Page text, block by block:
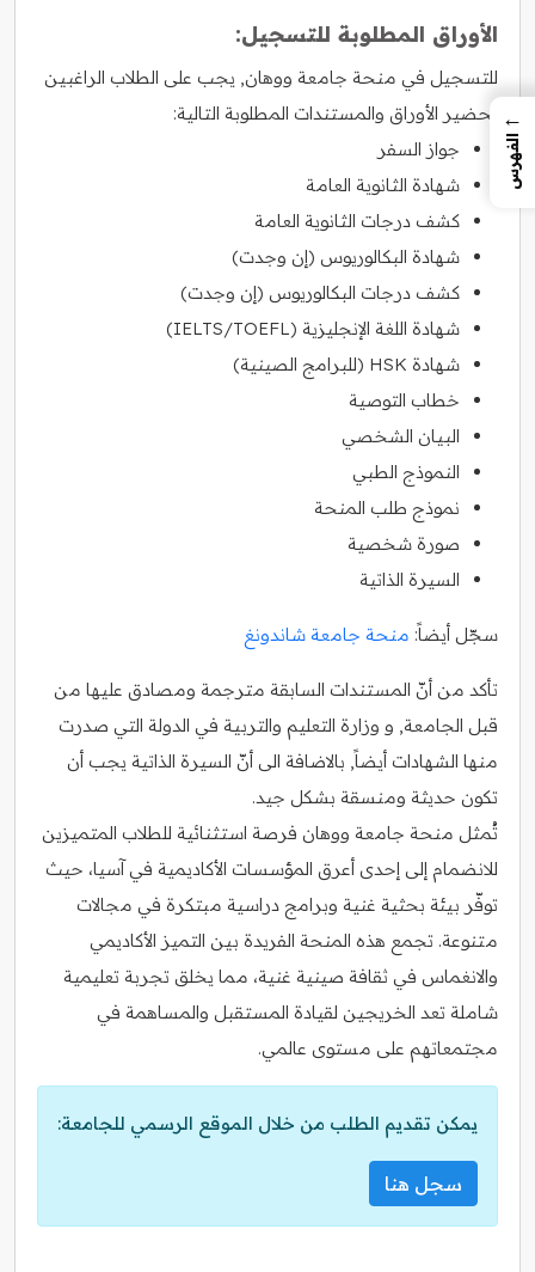
الأوراق المطلوبة للتسجيل:
للتسجيل في منحة جامعة ووهان, يجب على الطلاب الراغبين
تحضير الأوراق والمستندات المطلوبة التالية:
جواز السفر
شهادة الثانوية العامة
كشف درجات الثانوية العامة
شهادة البكالوريوس (إن وجدت)
كشف درجات البكالوريوس (إن وجدت)
شهادة اللغة الإنجليزية (IELTS/TOEFL)
شهادة HSK (للبرامج الصينية)
خطاب التوصية
البيان الشخصي
النموذج الطبي
نموذج طلب المنحة
صورة شخصية
السيرة الذاتية
سجّل أيضاً: منحة جامعة شاندونغ
تأكد من أنّ المستندات السابقة مترجمة ومصادق عليها من
قبل الجامعة, و وزارة التعليم والتربية في الدولة التي صدرت
منها الشهادات أيضاً, بالاضافة الى أنّ السيرة الذاتية يجب أن
تكون حديثة ومنسقة بشكل جيد.
تُمثل منحة جامعة ووهان فرصة استثنائية للطلاب المتميزين
للانضمام إلى إحدى أعرق المؤسسات الأكاديمية في آسيا، حيث
توفّر بيئة بحثية غنية وبرامج دراسية مبتكرة في مجالات
متنوعة. تجمع هذه المنحة الفريدة بين التميز الأكاديمي
والانغماس في ثقافة صينية غنية، مما يخلق تجربة تعليمية
شاملة تعد الخريجين لقيادة المستقبل والمساهمة في
مجتمعاتهم على مستوى عالمي.
يمكن تقديم الطلب من خلال الموقع الرسمي للجامعة:
سجل هنا
←
الفهرس